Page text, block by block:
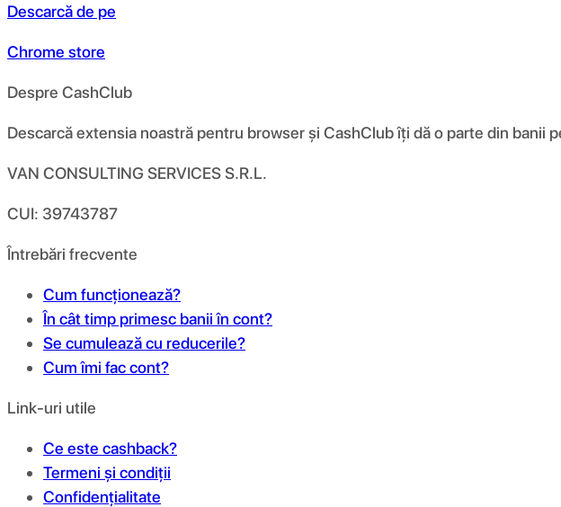
Descarcă de pe
Chrome store
Despre CashClub
Descarcă extensia noastră pentru browser și CashClub îți dă o parte din banii
VAN CONSULTING SERVICES S.R.L.
CUI: 39743787
Întrebări frecvente
Cum funcționează?
În cât timp primesc banii în cont?
Se cumulează cu reducerile?
Cum îmi fac cont?
Link-uri utile
Ce este cashback?
Termeni și condiții
Confidențialitate